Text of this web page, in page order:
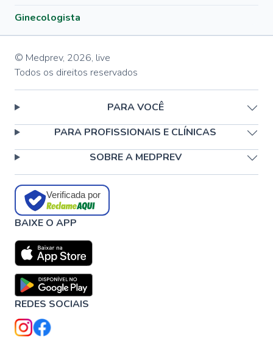
Ginecologista
© Medprev, 2026, live
Todos os direitos reservados
PARA VOCÊ
PARA PROFISSIONAIS E CLÍNICAS
SOBRE A MEDPREV
Verificada por
BAIXE O APP
REDES SOCIAIS